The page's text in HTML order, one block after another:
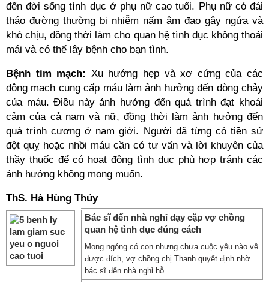
đến đời sống tình dục ở phụ nữ cao tuổi. Phụ nữ có đái
tháo đường thường bị nhiễm nấm âm đạo gây ngứa và
khó chịu, đồng thời làm cho quan hệ tình dục không thoải
mái và có thể lây bệnh cho bạn tình.
Bệnh tim mạch: Xu hướng hẹp và xơ cứng của các
động mạch cung cấp máu làm ảnh hưởng đến dòng chảy
của máu. Điều này ảnh hưởng đến quá trình đạt khoái
cảm của cả nam và nữ, đồng thời làm ảnh hưởng đến
quá trình cương ở nam giới. Người đã từng có tiền sử
đột quỵ hoặc nhồi máu cần có tư vấn và lời khuyên của
thầy thuốc để có hoạt động tình dục phù hợp tránh các
ảnh hưởng không mong muốn.
ThS. Hà Hùng Thủy
Bác sĩ đến nhà nghỉ dạy cặp vợ chồng
quan hệ tình dục đúng cách
Mong ngóng có con nhưng chưa cuộc yêu nào về
được đích, vợ chồng chị Thanh quyết định nhờ
bác sĩ đến nhà nghỉ hỗ ...